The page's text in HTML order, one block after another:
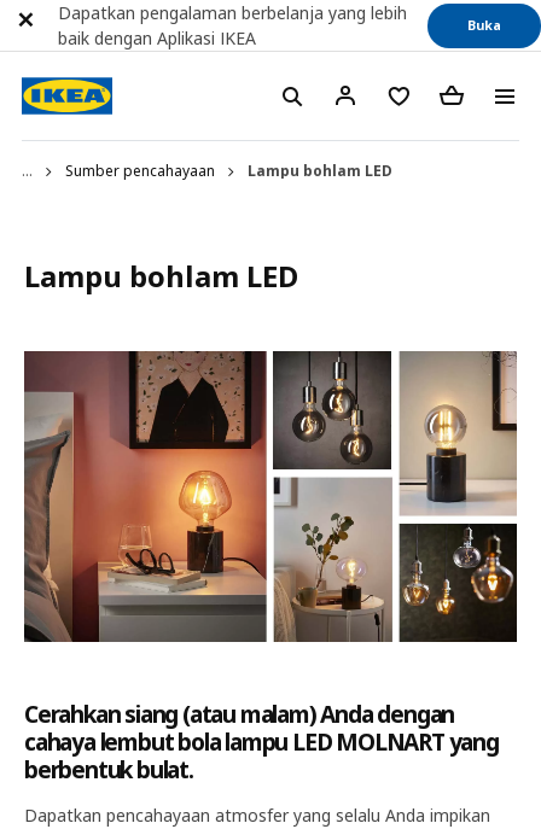
... Sumber pencahayaan Lampu bohlam LED
Lampu bohlam LED
Cerahkan siang (atau malam) Anda dengan
cahaya lembut bola lampu LED MOLNART yang
berbentuk bulat.
Dapatkan pencahayaan atmosfer yang selalu Anda impikan
Dapatkan pengalaman berbelanja yang lebih
baik dengan Aplikasi IKEA
Buka